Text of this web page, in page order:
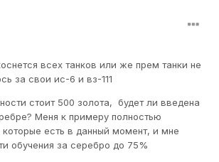
всех танков или же прем танки не
за свои ис-6 и вз-111
стоит 500 золота, будет ли введена
Меня к примеру полностью
есть в данный момент, и мне
обучения за серебро до 75%